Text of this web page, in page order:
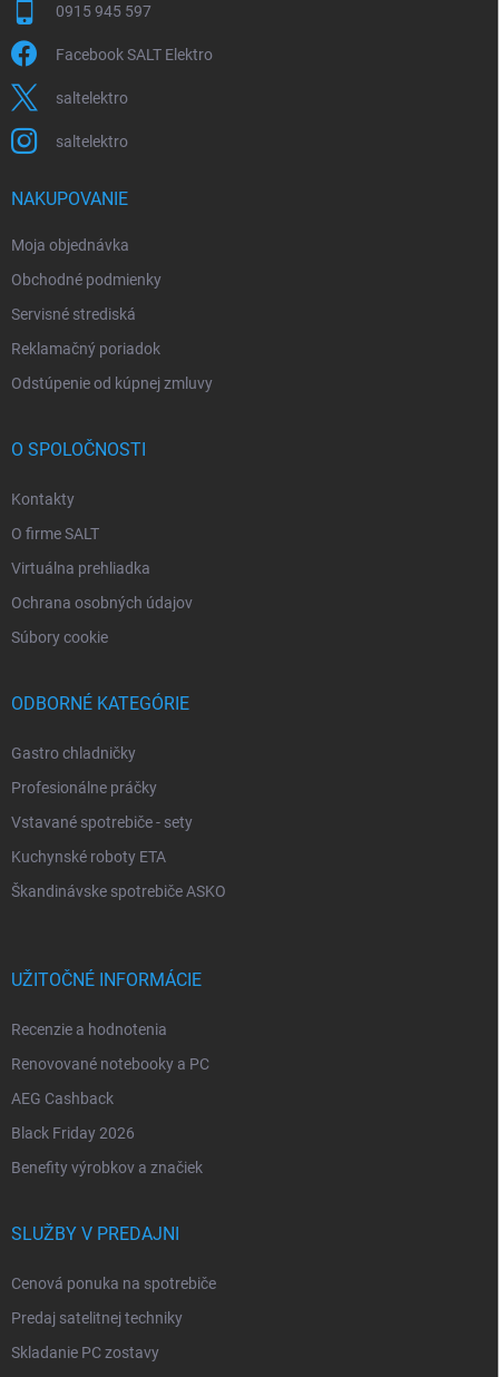
0915 945 597
Facebook SALT Elektro
saltelektro
saltelektro
NAKUPOVANIE
Moja objednávka
Obchodné podmienky
Servisné strediská
Reklamačný poriadok
Odstúpenie od kúpnej zmluvy
O SPOLOČNOSTI
Kontakty
O firme SALT
Virtuálna prehliadka
Ochrana osobných údajov
Súbory cookie
ODBORNÉ KATEGÓRIE
Gastro chladničky
Profesionálne práčky
Vstavané spotrebiče - sety
Kuchynské roboty ETA
Škandinávske spotrebiče ASKO
UŽITOČNÉ INFORMÁCIE
Recenzie a hodnotenia
Renovované notebooky a PC
AEG Cashback
Black Friday 2026
Benefity výrobkov a značiek
SLUŽBY V PREDAJNI
Cenová ponuka na spotrebiče
Predaj satelitnej techniky
Skladanie PC zostavy